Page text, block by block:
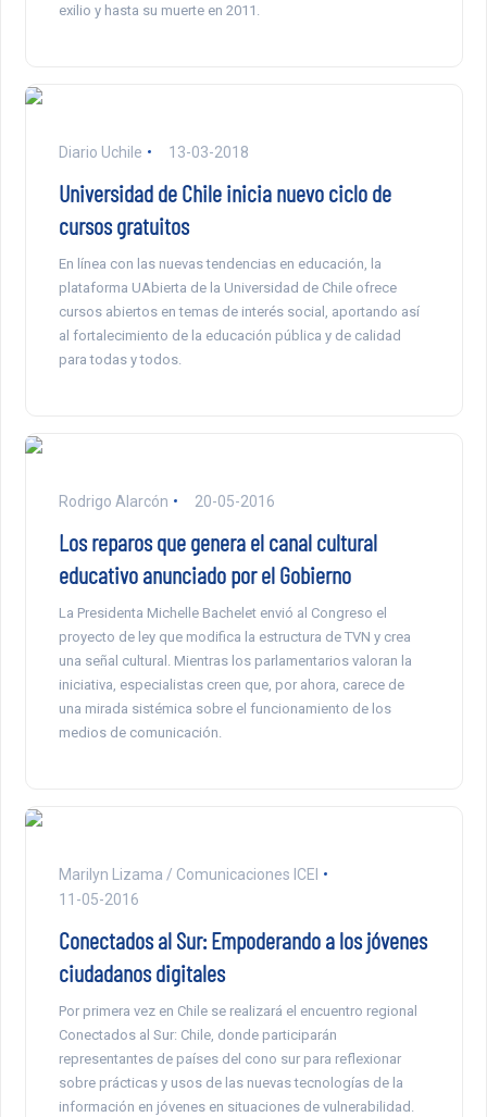
exilio y hasta su muerte en 2011.
Diario Uchile 13-03-2018
Universidad de Chile inicia nuevo ciclo de
cursos gratuitos
En línea con las nuevas tendencias en educación, la
plataforma UAbierta de la Universidad de Chile ofrece
cursos abiertos en temas de interés social, aportando así
al fortalecimiento de la educación pública y de calidad
para todas y todos.
Rodrigo Alarcón 20-05-2016
Los reparos que genera el canal cultural
educativo anunciado por el Gobierno
La Presidenta Michelle Bachelet envió al Congreso el
proyecto de ley que modifica la estructura de TVN y crea
una señal cultural. Mientras los parlamentarios valoran la
iniciativa, especialistas creen que, por ahora, carece de
una mirada sistémica sobre el funcionamiento de los
medios de comunicación.
Marilyn Lizama / Comunicaciones ICEI
11-05-2016
Conectados al Sur: Empoderando a los jóvenes
ciudadanos digitales
Por primera vez en Chile se realizará el encuentro regional
Conectados al Sur: Chile, donde participarán
representantes de países del cono sur para reflexionar
sobre prácticas y usos de las nuevas tecnologías de la
información en jóvenes en situaciones de vulnerabilidad.